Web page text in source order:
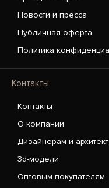
Новости и пресса
Публичная оферта
Политика
Контакты
Контакты
О компании
Дизайнерам и
3d-модели
Оптовым покупателям